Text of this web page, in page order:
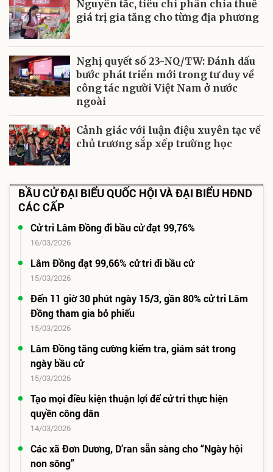
Nguyên tắc, tiêu chí phân chia thuế
giá trị gia tăng cho từng địa phương
Nghị quyết số 23-NQ/TW: Đánh dấu
bước phát triển mới trong tư duy về
công tác người Việt Nam ở nước
ngoài
Cảnh giác với luận điệu xuyên tạc về
chủ trương sắp xếp trường học
BẦU CỬ ĐẠI BIỂU QUỐC HỘI VÀ ĐẠI BIỂU HĐND
CÁC CẤP
Cử tri Lâm Đồng đi bầu cử đạt 99,76%
16/03/2026
Lâm Đồng đạt 99,66% cử tri đi bầu cử
15/03/2026
Đến 11 giờ 30 phút ngày 15/3, gần 80% cử tri Lâm
Đồng tham gia bỏ phiếu
15/03/2026
Lâm Đồng tăng cường kiểm tra, giám sát trong
ngày bầu cử
15/03/2026
Tạo mọi điều kiện thuận lợi để cử tri thực hiện
quyền công dân
14/03/2026
Các xã Đơn Dương, D’ran sẵn sàng cho “Ngày hội
non sông”